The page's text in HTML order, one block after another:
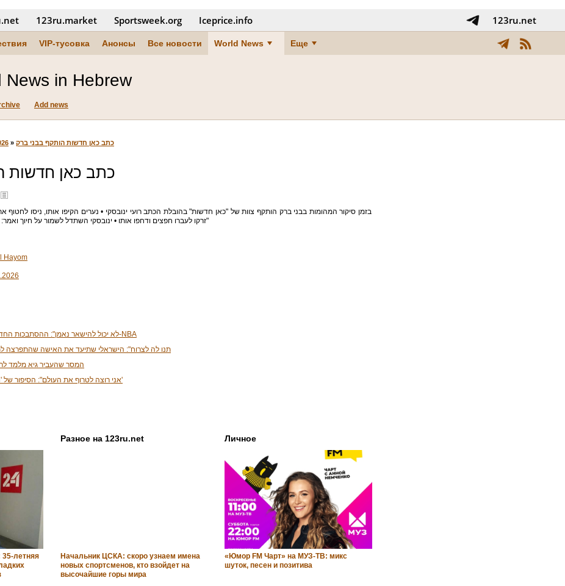
123ru.market Sportsweek.org Iceprice.info 123ru.net
VIP-тусовка Анонсы Все новости World News Еще
News in Hebrew
Add news
» כתב כאן חדשות הותקף בבני ברק
כתב כאן חדשות
בזמן סיקור המהומות בבני ברק הותקף צוות של "כאן חדשות" בהובלת הכתב רועי ינובסקי • נערים הקיפו אותו, ניסו לחטוף
זרקו לעברו חפצים ודחפו אותו • ינובסקי השתדל לשמור על חיוך ואמר: "ראינו כבר דברים יותר קשים בחיים"
Hayom
"לא יכול להישאר נאמן": ההסתבכות החדשה של כוכב ה-NBA
"תנו לה לצרוח": הישראלי שתיעד את האישה שהתפרצה
המסר שהעביר גיא מלמד
"אני רוצה לטרוף את העולם": הסיפור של 'הבת מהסולטיז'
летняя
Разное на 123ru.net
Начальник ЦСКА: скоро узнаем имена
новых спортсменов, кто взойдет на
высочайшие горы мира
Личное
«Юмор FM Чарт» на МУЗ‑ТВ: микс
шуток, песен и позитива